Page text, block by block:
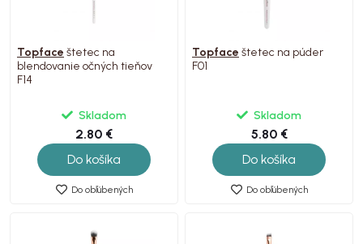
Topface štetec na
blendovanie očných tieňov
F14
Skladom
2.80 €
Do košíka
Do obľúbených
Topface štetec na púder
F01
Skladom
5.80 €
Do košíka
Do obľúbených